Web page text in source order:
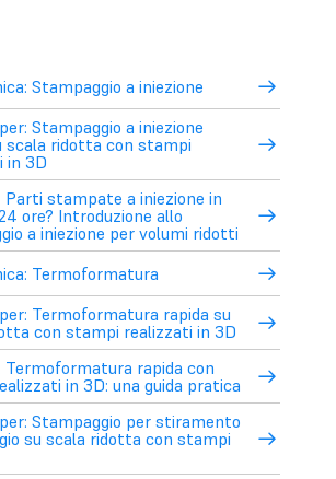
Stampaggio a iniezione
Stampaggio a iniezione
scala ridotta con stampi
in 3D
Parti stampate a iniezione in
ore? Introduzione allo
a iniezione per volumi ridotti
Termoformatura
Termoformatura rapida su
con stampi realizzati in 3D
Termoformatura rapida con
in 3D: una guida pratica
Stampaggio per stiramento
su scala ridotta con stampi